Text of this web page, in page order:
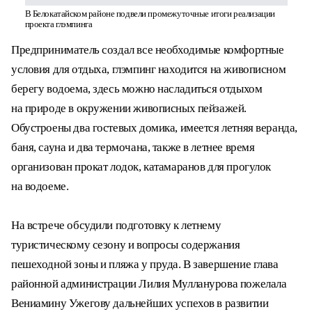
В Белокатайском районе подвели промежуточные итоги
реализации проекта глэмпинга
Предприниматель создал все необходимые
комфортные условия для отдыха, глэмпинг
находится на живописном берегу водоема, здесь
можно насладиться отдыхом на природе
в окружении живописных пейзажей. Обустроены
два гостевых домика, имеется летняя веранда,
баня, сауна и два термочана, также в летнее
время организован прокат лодок, катамаранов
На встрече обсудили подготовку к летнему
туристическому сезону и вопросы содержания
пешеходной зоны и пляжа у пруда. В завершение
глава районной администрации Лилия